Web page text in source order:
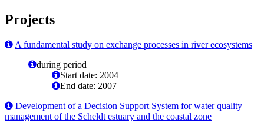
Projects
A fundamental study on exchange processes in river ecosystems
during period
Start date: 2004
End date: 2007
Development of a Decision Support System for water quality
management of the Scheldt estuary and the coastal zone